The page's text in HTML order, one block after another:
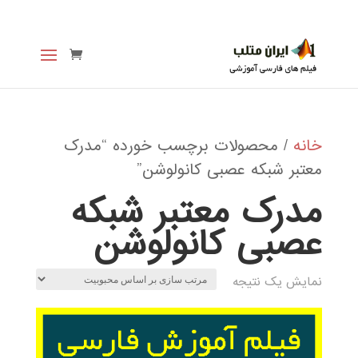
خانه / محصولات برچسب خورده “مدرک
معتبر شبکه عصبی کانولوشن”
مدرک معتبر شبکه
عصبی کانولوشن
نمایش یک نتیجه